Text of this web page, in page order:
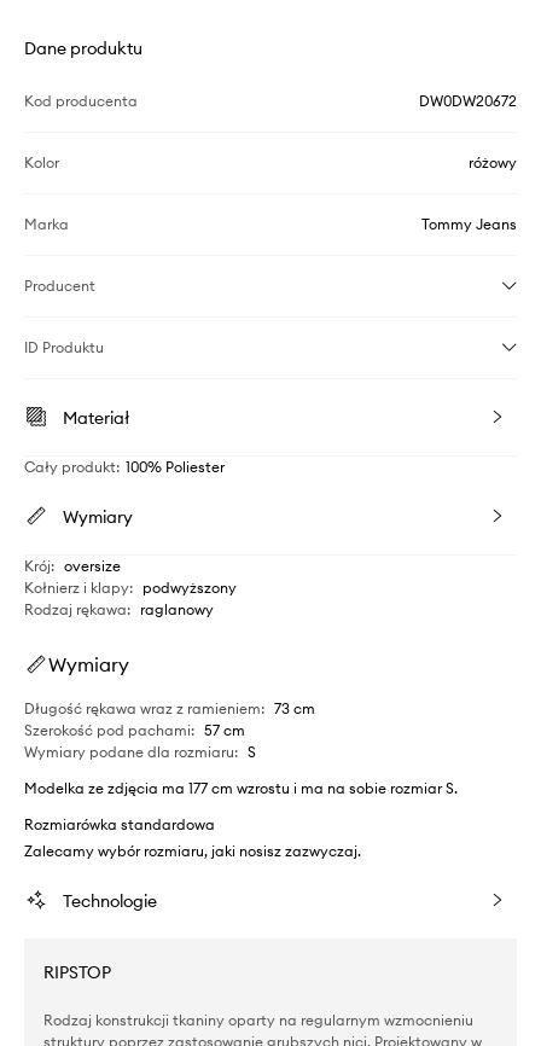
Dane produktu
Kod producenta DW0DW20672
Kolor różowy
Marka Tommy Jeans
Producent
ID Produktu
Materiał
Cały produkt: 100% Poliester
Wymiary
Krój: oversize
Kołnierz i klapy: podwyższony
Rodzaj rękawa: raglanowy
Wymiary
Długość rękawa wraz z ramieniem: 73 cm
Szerokość pod pachami: 57 cm
Wymiary podane dla rozmiaru: S
Modelka ze zdjęcia ma 177 cm wzrostu i ma na sobie rozmiar S.
Rozmiarówka standardowa
Zalecamy wybór rozmiaru, jaki nosisz zazwyczaj.
Technologie
RIPSTOP
Rodzaj konstrukcji tkaniny oparty na regularnym wzmocnieniu
struktury poprzez zastosowanie grubszych nici. Projektowany w